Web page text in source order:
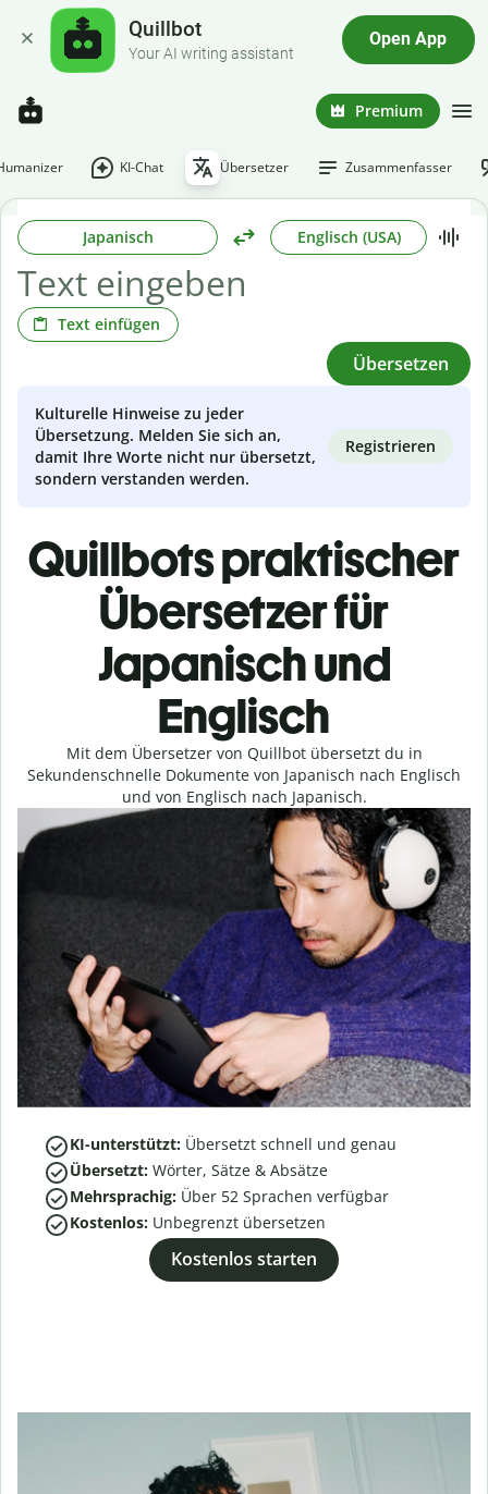
Quillbot
Your AI writing assistant
Open App
Premium
KI-Chat Übersetzer Zusammenfasser
Japanisch Englisch (USA)
Text einfügen
Übersetzen
Kulturelle Hinweise zu jeder
Übersetzung. Melden Sie sich an,
damit Ihre Worte nicht nur übersetzt,
sondern verstanden werden.
Registrieren
Quillbots praktischer
Übersetzer für
Japanisch und
Englisch
Mit dem Übersetzer von Quillbot übersetzt du in
Sekundenschnelle Dokumente von Japanisch nach Englisch
und von Englisch nach Japanisch.
KI-unterstützt: Übersetzt schnell und genau
Übersetzt: Wörter, Sätze & Absätze
Mehrsprachig: Über 52 Sprachen verfügbar
Kostenlos: Unbegrenzt übersetzen
Kostenlos starten